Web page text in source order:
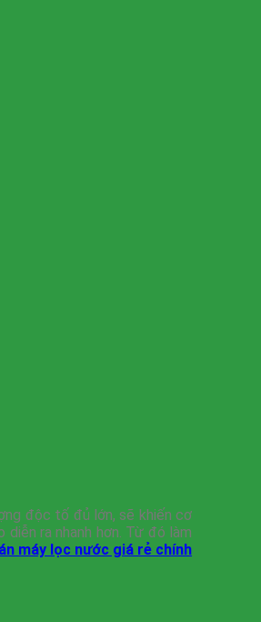
độc tố đủ lớn, sẽ khiến cơ
ra nhanh hơn. Từ đó làm
máy lọc nước giá rẻ chính